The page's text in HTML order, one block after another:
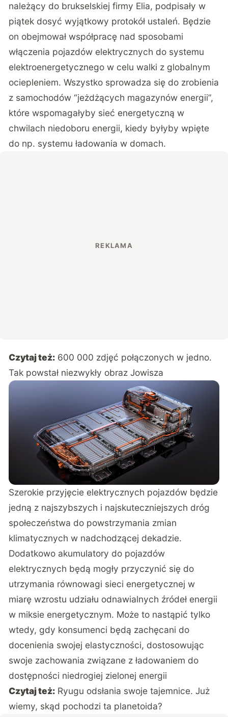
należący do brukselskiej firmy Elia, podpisały w
piątek dosyć wyjątkowy protokół ustaleń. Będzie
on obejmował współpracę nad sposobami
włączenia pojazdów elektrycznych do systemu
elektroenergetycznego w celu walki z globalnym
ociepleniem. Wszystko sprowadza się do zrobienia
z samochodów “jeżdżących magazynów energii”,
które wspomagałyby sieć energetyczną w
chwilach niedoboru energii, kiedy byłyby wpięte
do np. systemu ładowania w domach.
Czytaj też: 600 000 zdjęć połączonych w jedno.
Tak powstał niezwykły obraz Jowisza
Szerokie przyjęcie elektrycznych pojazdów będzie
jedną z najszybszych i najskuteczniejszych dróg
społeczeństwa do powstrzymania zmian
klimatycznych w nadchodzącej dekadzie.
Dodatkowo akumulatory do pojazdów
elektrycznych będą mogły przyczynić się do
utrzymania równowagi sieci energetycznej w
miarę wzrostu udziału odnawialnych źródeł energii
w miksie energetycznym. Może to nastąpić tylko
wtedy, gdy konsumenci będą zachęcani do
docenienia swojej elastyczności, dostosowując
swoje zachowania związane z ładowaniem do
dostępności niedrogiej zielonej energii
Czytaj też: Ryugu odsłania swoje tajemnice. Już
wiemy, skąd pochodzi ta planetoida?